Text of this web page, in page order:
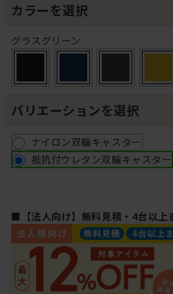
カラーを選択
グラスグリーン
バリエーションを選択
ナイロン双輪キャスター
抵抗付ウレタン双輪キャスター
■【法人向け】無料見積・4台以上